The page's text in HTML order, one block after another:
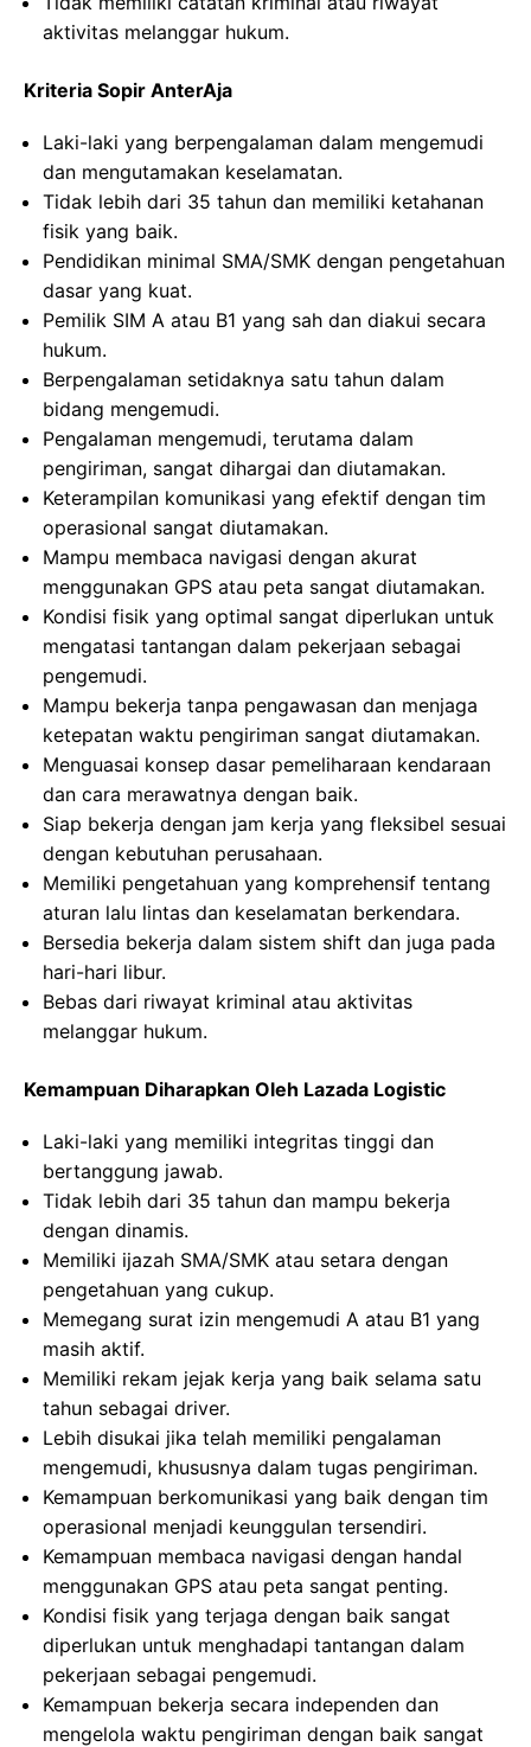
aktivitas melanggar hukum.
Kriteria Sopir AnterAja
Laki-laki yang berpengalaman dalam mengemudi
dan mengutamakan keselamatan.
Tidak lebih dari 35 tahun dan memiliki ketahanan
fisik yang baik.
Pendidikan minimal SMA/SMK dengan pengetahuan
dasar yang kuat.
Pemilik SIM A atau B1 yang sah dan diakui secara
hukum.
Berpengalaman setidaknya satu tahun dalam
bidang mengemudi.
Pengalaman mengemudi, terutama dalam
pengiriman, sangat dihargai dan diutamakan.
Keterampilan komunikasi yang efektif dengan tim
operasional sangat diutamakan.
Mampu membaca navigasi dengan akurat
menggunakan GPS atau peta sangat diutamakan.
Kondisi fisik yang optimal sangat diperlukan untuk
mengatasi tantangan dalam pekerjaan sebagai
pengemudi.
Mampu bekerja tanpa pengawasan dan menjaga
ketepatan waktu pengiriman sangat diutamakan.
Menguasai konsep dasar pemeliharaan kendaraan
dan cara merawatnya dengan baik.
Siap bekerja dengan jam kerja yang fleksibel sesuai
dengan kebutuhan perusahaan.
Memiliki pengetahuan yang komprehensif tentang
aturan lalu lintas dan keselamatan berkendara.
Bersedia bekerja dalam sistem shift dan juga pada
hari-hari libur.
Bebas dari riwayat kriminal atau aktivitas
melanggar hukum.
Kemampuan Diharapkan Oleh Lazada Logistic
Laki-laki yang memiliki integritas tinggi dan
bertanggung jawab.
Tidak lebih dari 35 tahun dan mampu bekerja
dengan dinamis.
Memiliki ijazah SMA/SMK atau setara dengan
pengetahuan yang cukup.
Memegang surat izin mengemudi A atau B1 yang
masih aktif.
Memiliki rekam jejak kerja yang baik selama satu
tahun sebagai driver.
Lebih disukai jika telah memiliki pengalaman
mengemudi, khususnya dalam tugas pengiriman.
Kemampuan berkomunikasi yang baik dengan tim
operasional menjadi keunggulan tersendiri.
Kemampuan membaca navigasi dengan handal
menggunakan GPS atau peta sangat penting.
Kondisi fisik yang terjaga dengan baik sangat
diperlukan untuk menghadapi tantangan dalam
pekerjaan sebagai pengemudi.
Kemampuan bekerja secara independen dan
mengelola waktu pengiriman dengan baik sangat